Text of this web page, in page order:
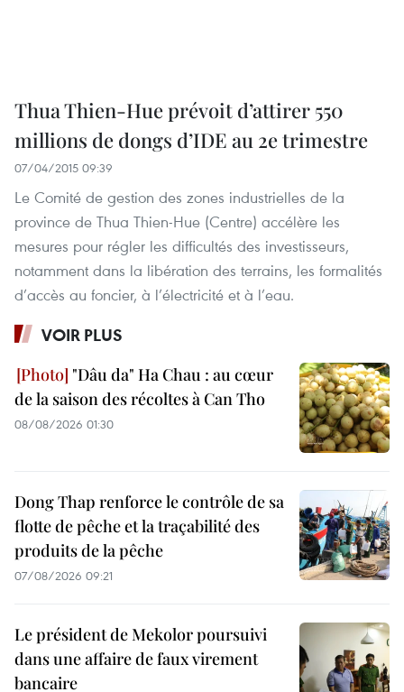
Thua Thien-Hue prévoit d’attirer 550
millions de dongs d’IDE au 2e trimestre
07/04/2015 09:39
Le Comité de gestion des zones industrielles de la
province de Thua Thien-Hue (Centre) accélère les
mesures pour régler les difficultés des investisseurs,
notamment dans la libération des terrains, les formalités
d’accès au foncier, à l’électricité et à l’eau.
VOIR PLUS
"Dâu da" Ha Chau : au cœur
de la saison des récoltes à Can Tho
08/08/2026 01:30
Dong Thap renforce le contrôle de sa
flotte de pêche et la traçabilité des
produits de la pêche
07/08/2026 09:21
Le président de Mekolor poursuivi
dans une affaire de faux virement
bancaire